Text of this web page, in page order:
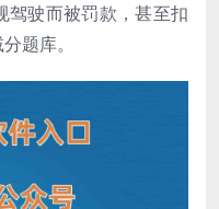
驾驶而被罚款，甚至扣
题库。